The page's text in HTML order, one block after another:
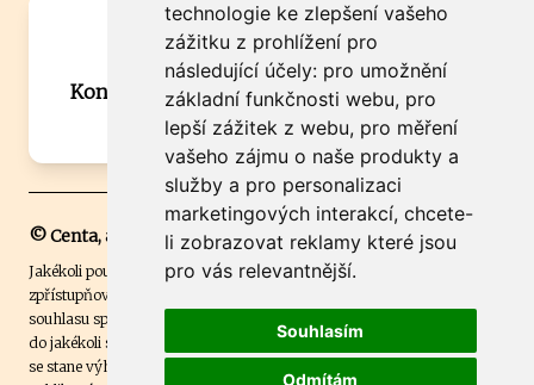
technologie ke zlepšení vašeho
zážitku z prohlížení pro
následující účely: pro umožnění
základní funkčnosti webu, pro
lepší zážitek z webu, pro měření
vašeho zájmu o naše produkty a
služby a pro personalizaci
marketingových interakcí, chcete-
li zobrazovat reklamy které jsou
pro vás relevantnější.
Souhlasím
Odmítám
Máte zajímavou informaci? Chcete
spolupracovat?
Kontaktujte šéfredaktora Martina Chalupu:
chalupa@ctidoma.cz
© Centa, a.s.
Jakékoli použití obsahu včetně převzetí, šíření či dalšího užití a
zpřístupňování textových či obrazových materiálů bez písemného
souhlasu společnosti Centa,a.s. je zakázáno. Čtenář svým přihlášením
do jakékoli soutěže na našem webu dává souhlas s tím, že v případě, že
se stane výhercem této soutěže, může být jeho jméno na webu